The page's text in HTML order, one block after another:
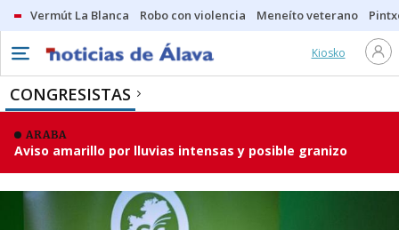
Vermút La Blanca Robo con violencia Meneíto veterano
Kiosko
CONGRESISTAS
ARABA
Aviso amarillo por lluvias intensas y posible granizo